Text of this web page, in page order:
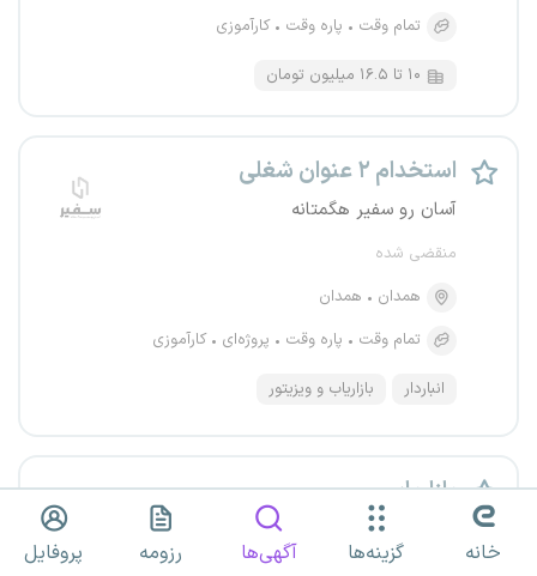
تمام وقت
پاره وقت کارآموزی
۱۰ تا ۱۶.۵ میلیون تومان
استخدام ۲ عنوان شغلی
آسان رو سفیر هگمتانه
منقضی شده
همدان
همدان
تمام وقت
پاره وقت پروژه‌ای کارآموزی
انباردار بازاریاب و ویزیتور
بازاریاب
پخش دکوراسیون حسین ملایری
خانه گزینه‌ها آگهی‌ها رزومه پروفایل